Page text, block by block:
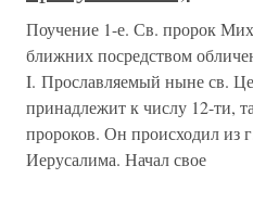
Поучение 1-е. Св. пророк
ближних посредством
I. Прославляемый ныне св.
принадлежит к числу 12-ти,
пророков. Он происходил из
Иерусалима. Начал свое